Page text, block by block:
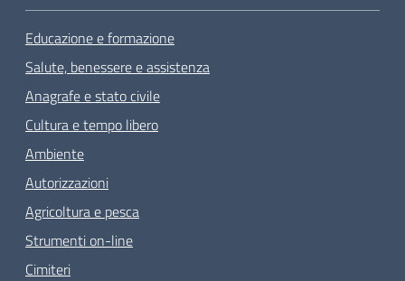
Educazione e formazione
Salute, benessere e assistenza
Anagrafe e stato civile
Cultura e tempo libero
Ambiente
Autorizzazioni
Agricoltura e pesca
Strumenti on-line
Cimiteri